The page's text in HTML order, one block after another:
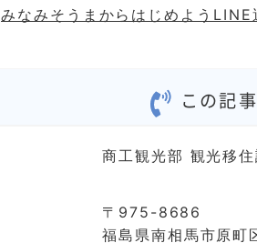
みなみそうまからはじめよう
この記
商工観光部 観光移
〒975-8686
福島県南相馬市原町